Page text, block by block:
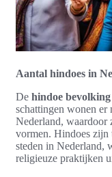
Aantal hindoes in
De hindoe bevolking
schattingen wonen er
Nederland, waardoor
vormen. Hindoes zijn
steden in Nederland,
religieuze praktijken